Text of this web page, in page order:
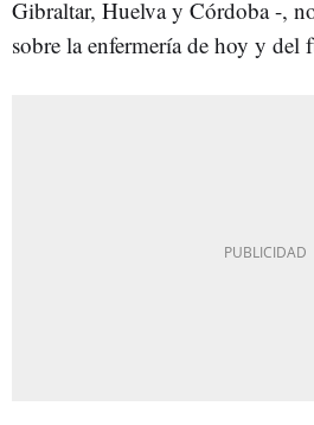
Gibraltar, Huelva y Córdoba -,
sobre la enfermería de hoy y del